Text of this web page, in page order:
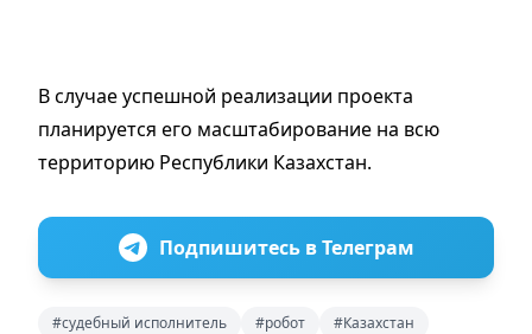
В случае успешной реализации проекта
планируется его масштабирование на всю
территорию Республики Казахстан.
Подпишитесь в Телеграм
#судебный исполнитель #робот #Казахстан